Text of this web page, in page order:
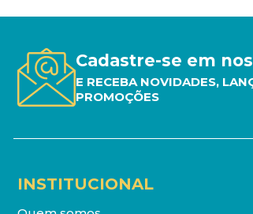
Cadastre-se em
E RECEBA NOVIDADES,
PROMOÇÕES
INSTITUCIONAL